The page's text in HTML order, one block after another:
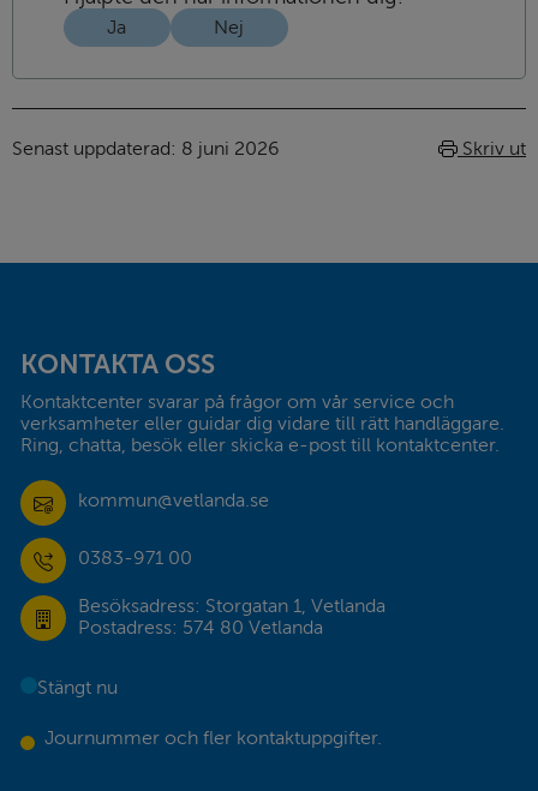
Ja Nej
Senast uppdaterad: 8 juni 2026 Skriv ut
KONTAKTA OSS
Kontaktcenter svarar på frågor om vår service och
verksamheter eller guidar dig vidare till rätt handläggare.
Ring, chatta, besök eller skicka e-post till kontaktcenter.
kommun@vetlanda.se
0383-971 00
Besöksadress: Storgatan 1, Vetlanda
Postadress: 574 80 Vetlanda
Stängt nu
Journummer och fler kontaktuppgifter.